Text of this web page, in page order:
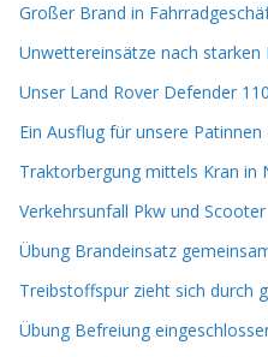
Großer Brand in
Unwettereinsätze nach starken
Unser Land Rover Defender
Ein Ausflug für unsere Patinnen
Traktorbergung mittels Kran in
Verkehrsunfall Pkw und
Übung Brandeinsatz
Treibstoffspur zieht sich durch
Übung Befreiung